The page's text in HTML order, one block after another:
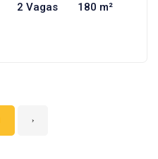
2 Vagas 180 m²
›